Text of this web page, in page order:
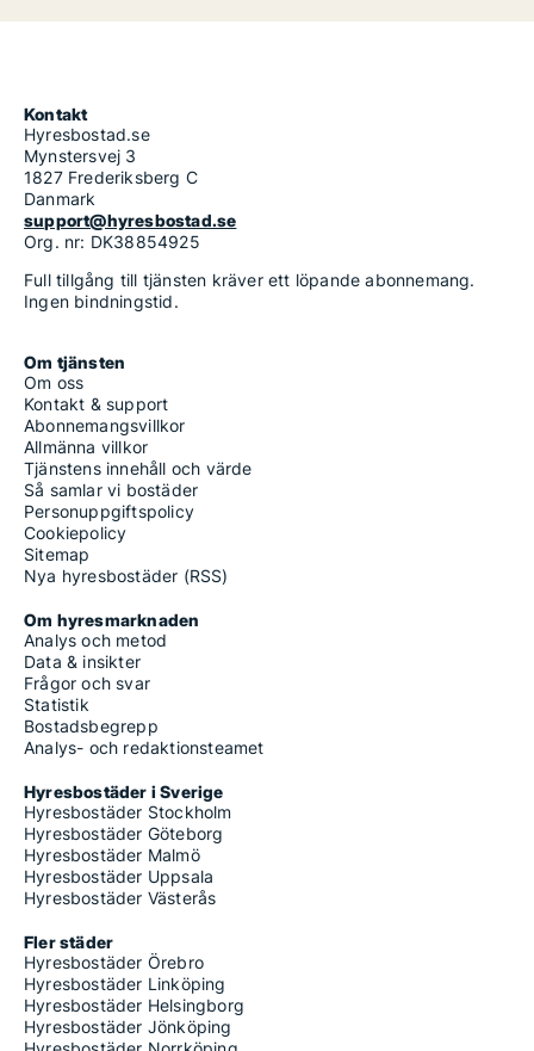
Kontakt
Hyresbostad.se
Mynstersvej 3
1827 Frederiksberg C
Danmark
support@hyresbostad.se
Org. nr: DK38854925
Full tillgång till tjänsten kräver ett löpande abonnemang.
Ingen bindningstid.
Om tjänsten
Om oss
Kontakt & support
Abonnemangsvillkor
Allmänna villkor
Tjänstens innehåll och värde
Så samlar vi bostäder
Personuppgiftspolicy
Cookiepolicy
Sitemap
Nya hyresbostäder (RSS)
Om hyresmarknaden
Analys och metod
Data & insikter
Frågor och svar
Statistik
Bostadsbegrepp
Analys- och redaktionsteamet
Hyresbostäder i Sverige
Hyresbostäder Stockholm
Hyresbostäder Göteborg
Hyresbostäder Malmö
Hyresbostäder Uppsala
Hyresbostäder Västerås
Fler städer
Hyresbostäder Örebro
Hyresbostäder Linköping
Hyresbostäder Helsingborg
Hyresbostäder Jönköping